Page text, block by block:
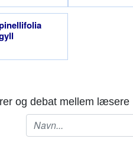
og debat mellem læsere